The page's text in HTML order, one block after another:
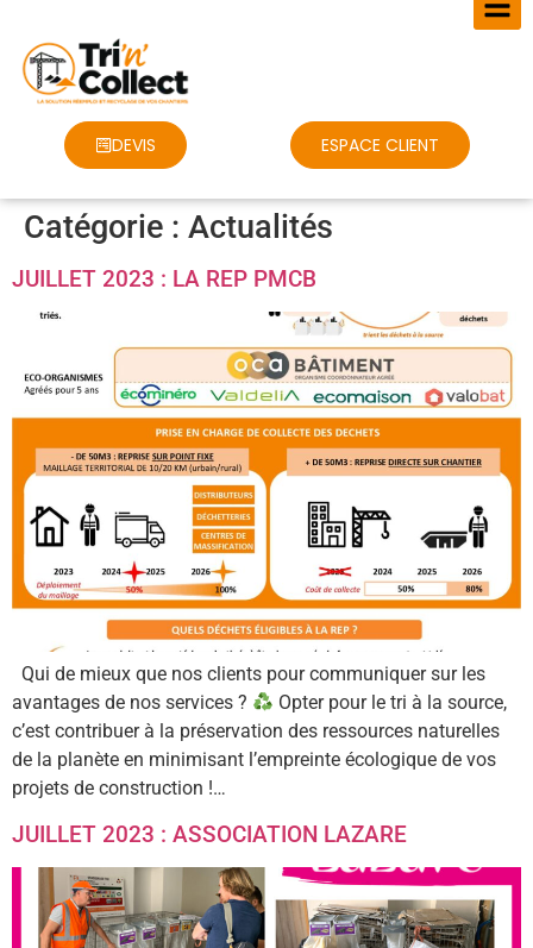
DEVIS ESPACE CLIENT
Catégorie : Actualités
JUILLET 2023 : LA REP PMCB
Qui de mieux que nos clients pour communiquer sur les
avantages de nos services ?
Opter pour le tri à la source,
c’est contribuer à la préservation des ressources naturelles
de la planète en minimisant l’empreinte écologique de vos
projets de construction !…
JUILLET 2023 : ASSOCIATION LAZARE